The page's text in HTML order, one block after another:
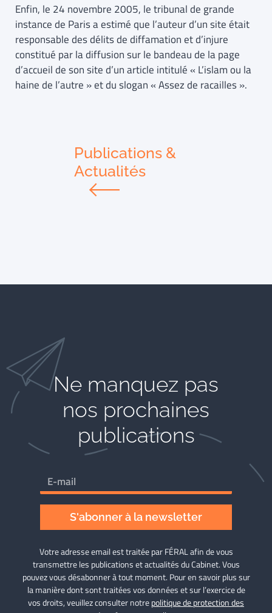
Enfin, le 24 novembre 2005, le tribunal de grande
instance de Paris a estimé que l’auteur d’un site était
responsable des délits de diffamation et d’injure
constitué par la diffusion sur le bandeau de la page
d’accueil de son site d’un article intitulé « L’islam ou la
haine de l’autre » et du slogan « Assez de racailles ».
Publications &
Actualités
Ne manquez pas
nos prochaines
publications
S'abonner à la newsletter
Votre adresse email est traitée par FÉRAL afin de vous
transmettre les publications et actualités du Cabinet. Vous
pouvez vous désabonner à tout moment. Pour en savoir plus sur
la manière dont sont traitées vos données et sur l’exercice de
vos droits, veuillez consulter notrepolitique de protection des